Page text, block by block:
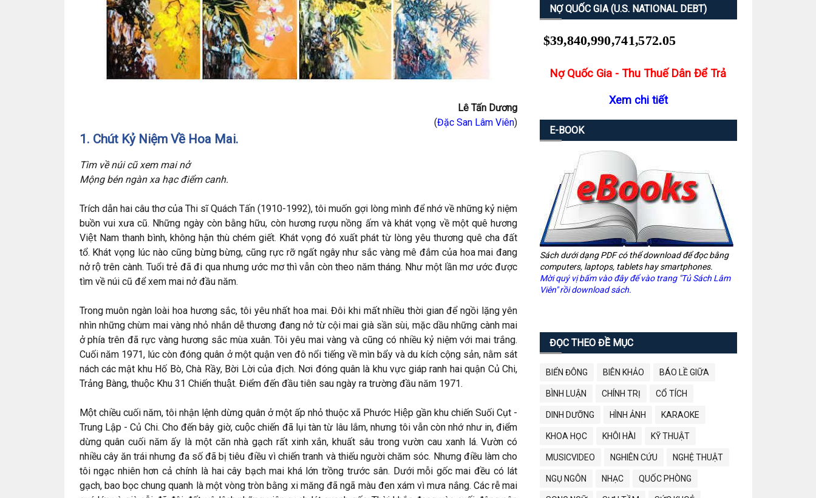
Lê Tấn Dương
(Đặc San Lâm Viên)
1. Chút Kỷ Niệm Về Hoa Mai.
Tìm về núi cũ xem mai nở
Mộng bén ngàn xa hạc điểm canh.
Trích dẫn hai câu thơ của Thi sĩ Quách Tấn (1910-1992), tôi muốn gợi lòng mình để nhớ về những kỷ niệm
buồn vui xưa cũ. Những ngày còn bằng hữu, còn hương rượu nồng ấm và khát vọng về một quê hương
Việt Nam thanh bình, không hận thù chém giết. Khát vọng đó xuất phát từ lòng yêu thương quê cha đất
tổ. Khát vọng lúc nào cũng bừng bừng, cũng rực rỡ ngất ngây như sắc vàng mê đắm của hoa mai đang
nở rộ trên cành. Tuổi trẻ đã đi qua nhưng ước mơ thì vẫn còn theo năm tháng. Như một lần mơ ước được
tìm về núi cũ để xem mai nở đầu năm.
Trong muôn ngàn loài hoa hương sắc, tôi yêu nhất hoa mai. Đôi khi mất nhiều thời gian để ngồi lặng yên
nhìn những chùm mai vàng nhỏ nhắn dễ thương đang nở từ cội mai già sần sùi, mặc dầu những cành mai
ở phía trên đã rực vàng hương sắc mùa xuân. Tôi yêu mai vàng và cũng có nhiều kỷ niệm với mai trắng.
Cuối năm 1971, lúc còn đóng quân ở một quận ven đô nổi tiếng về mìn bẩy và du kích cộng sản, nằm sát
nách các mật khu Hố Bò, Chà Rầy, Bời Lời của địch. Nơi đóng quân là khu vực giáp ranh hai quận Củ Chi,
Trảng Bàng, thuộc Khu 31 Chiến thuật. Điểm đến đầu tiên sau ngày ra trường đầu năm 1971.
Một chiều cuối năm, tôi nhận lệnh dừng quân ở một ấp nhỏ thuộc xã Phước Hiệp gần khu chiến Suối Cụt -
Trung Lập - Củ Chi. Cho đến bây giờ, cuộc chiến đã lụi tàn từ lâu lắm, nhưng tôi vẫn còn nhớ như in, điểm
dừng quân cuối năm ấy là một căn nhà gạch rất xinh xắn, khuất sâu trong vườn cau xanh lá. Vườn có
nhiều cây ăn trái nhưng đa số đã bị tiêu điều vì chiến tranh và thiếu người chăm sóc. Nhưng điều làm cho
tôi ngạc nhiên hơn cả chính là hai cây bạch mai khá lớn trồng trước sân. Dưới mỗi gốc mai đều có lát
gạch, bao bọc chung quanh là một vòng tròn bằng xi măng đã ngã màu đen xám vì mưa nắng. Các rễ mai
NỢ QUỐC GIA (U.S. NATIONAL DEBT)
Nợ Quốc Gia - Thu Thuế Dân Để Trả
Xem chi tiết
E-BOOK
Sách dưới dạng PDF có thể download để đọc bằng
computers, laptops, tablets hay smartphones.
Mời quý vị bấm vào đây để vào trang "Tủ Sách Lâm
Viên" rồi download sách.
ĐỌC THEO ĐỀ MỤC
BIỂN ĐÔNG BIÊN KHẢO BÁO LỀ GIỮA
BÌNH LUẬN CHÍNH TRỊ CỔ TÍCH
DINH DƯỠNG HÌNH ẢNH KARAOKE
KHOA HỌC KHÔI HÀI KỸ THUẬT
MUSICVIDEO NGHIÊN CỨU NGHỆ THUẬT
NGỤ NGÔN NHẠC QUỐC PHÒNG